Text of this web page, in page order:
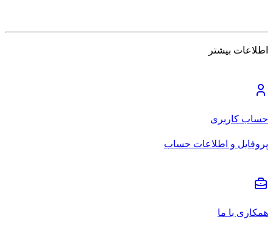
اطلاعات بیشتر
حساب کاربری
پروفایل و اطلاعات حساب
همکاری با ما